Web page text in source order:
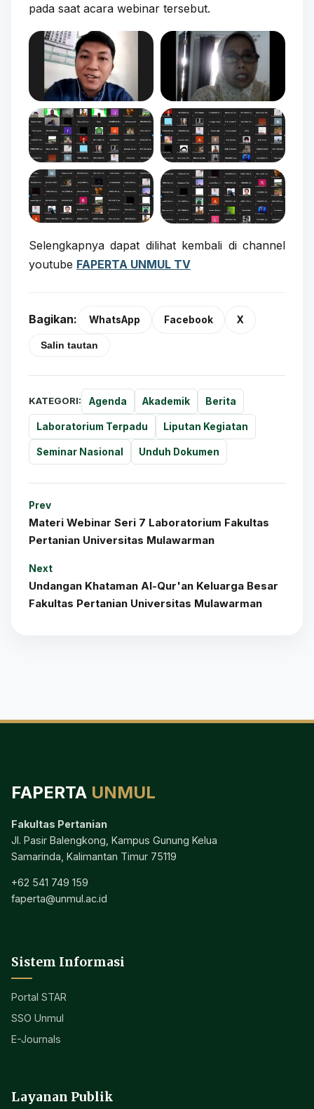
pada saat acara webinar tersebut.
Selengkapnya dapat dilihat kembali di channel
youtube FAPERTA UNMUL TV
Bagikan: WhatsApp Facebook X
Salin tautan
KATEGORI: Agenda Akademik Berita
Laboratorium Terpadu Liputan Kegiatan
Seminar Nasional Unduh Dokumen
Prev
Materi Webinar Seri 7 Laboratorium Fakultas
Pertanian Universitas Mulawarman
Next
Undangan Khataman Al-Qur'an Keluarga Besar
Fakultas Pertanian Universitas Mulawarman
FAPERTA UNMUL
Fakultas Pertanian
Jl. Pasir Balengkong, Kampus Gunung Kelua
Samarinda, Kalimantan Timur 75119
+62 541 749 159
faperta@unmul.ac.id
Sistem Informasi
Portal STAR
SSO Unmul
E-Journals
Layanan Publik